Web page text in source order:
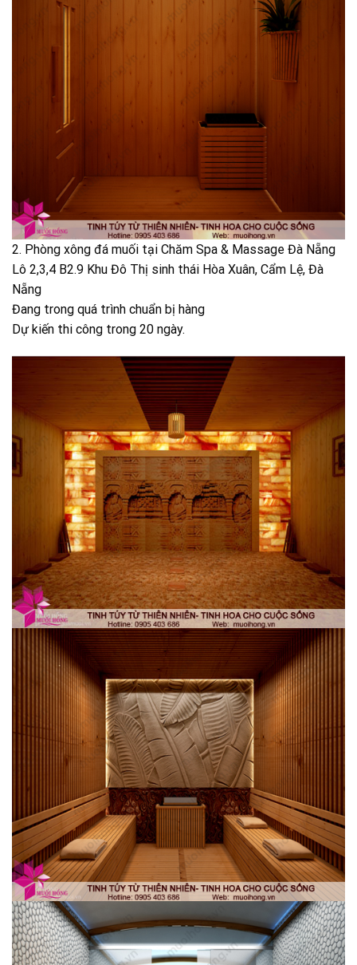
2. Phòng xông đá muối tại Chăm Spa & Massage Đà Nẵng
Lô 2,3,4 B2.9 Khu Đô Thị sinh thái Hòa Xuân, Cẩm Lệ, Đà
Nẵng
Đang trong quá trình chuẩn bị hàng
Dự kiến thi công trong 20 ngày.